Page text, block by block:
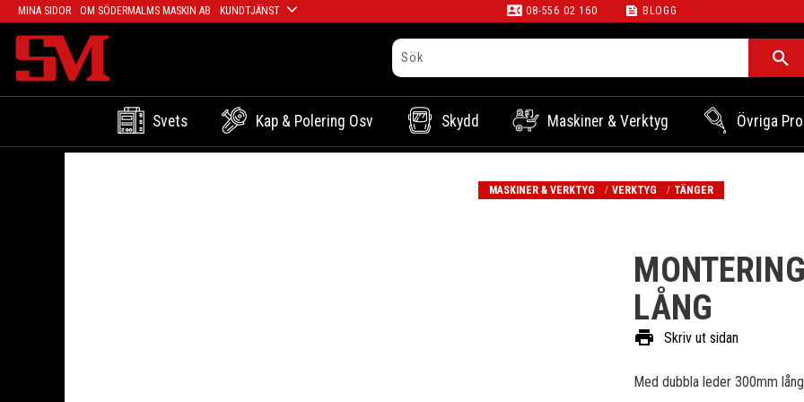
MINA SIDOR OM SÖDERMALMS MASKIN AB KUNDTJÄNST contact_phone 08-556 02 160 feed BLOGG
Svets Kap & Polering Osv Skydd Maskiner & Verktyg Övriga
MASKINER & VERKTYG VERKTYG TÄNGER
LÅNG
print Skriv ut sidan
Med dubbla leder 300mm lång